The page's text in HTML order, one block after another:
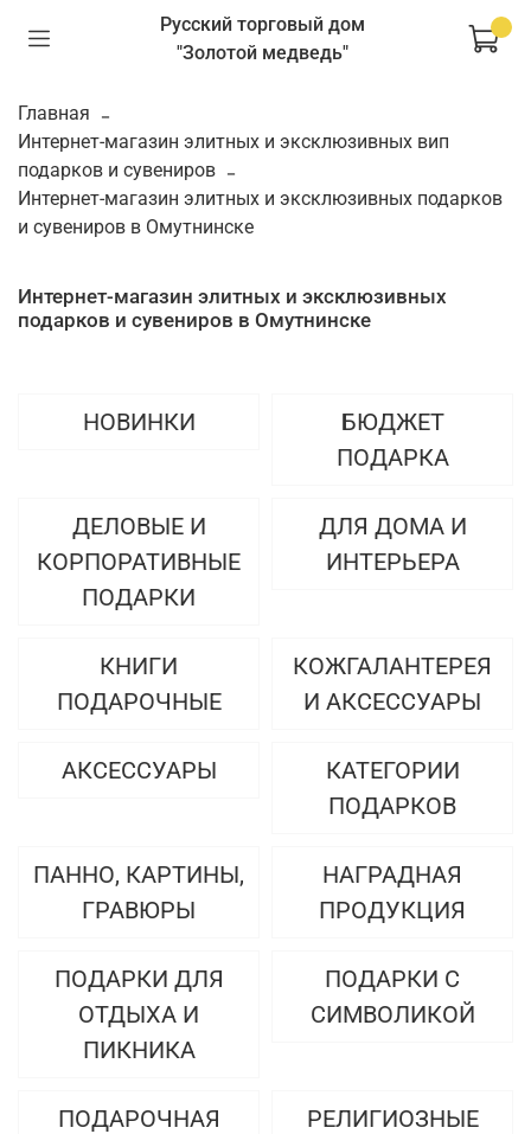
Русский торговый дом
"Золотой медведь"
Главная
Интернет-магазин элитных и эксклюзивных вип
подарков и сувениров
Интернет-магазин элитных и эксклюзивных подарков
и сувениров в Омутнинске
Интернет-магазин элитных и эксклюзивных
подарков и сувениров в Омутнинске
НОВИНКИ
БЮДЖЕТ
ПОДАРКА
ДЕЛОВЫЕ И
КОРПОРАТИВНЫЕ
ПОДАРКИ
ДЛЯ ДОМА И
ИНТЕРЬЕРА
КНИГИ
ПОДАРОЧНЫЕ
КОЖГАЛАНТЕРЕЯ
И АКСЕССУАРЫ
АКСЕССУАРЫ
КАТЕГОРИИ
ПОДАРКОВ
ПАННО, КАРТИНЫ,
ГРАВЮРЫ
НАГРАДНАЯ
ПРОДУКЦИЯ
ПОДАРКИ ДЛЯ
ОТДЫХА И
ПИКНИКА
ПОДАРКИ С
СИМВОЛИКОЙ
ПОДАРОЧНАЯ
РЕЛИГИОЗНЫЕ